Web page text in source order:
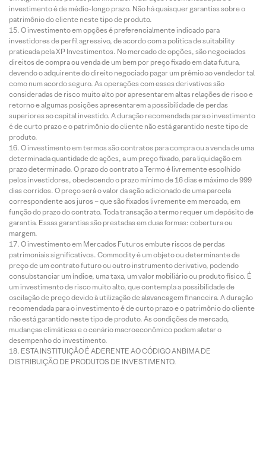
investimento é de médio-longo prazo. Não há quaisquer garantias sobre o
patrimônio do cliente neste tipo de produto.
O investimento em opções é preferencialmente indicado para
investidores de perfil agressivo, de acordo com a política de suitability
praticada pela XP Investimentos. No mercado de opções, são negociados
direitos de compra ou venda de um bem por preço fixado em data futura,
devendo o adquirente do direito negociado pagar um prêmio ao vendedor tal
como num acordo seguro. As operações com esses derivativos são
consideradas de risco muito alto por apresentarem altas relações de risco e
retorno e algumas posições apresentarem a possibilidade de perdas
superiores ao capital investido. A duração recomendada para o investimento
é de curto prazo e o patrimônio do cliente não está garantido neste tipo de
produto.
O investimento em termos são contratos para compra ou a venda de uma
determinada quantidade de ações, a um preço fixado, para liquidação em
prazo determinado. O prazo do contrato a Termo é livremente escolhido
pelos investidores, obedecendo o prazo mínimo de 16 dias e máximo de 999
dias corridos. O preço será o valor da ação adicionado de uma parcela
correspondente aos juros – que são fixados livremente em mercado, em
função do prazo do contrato. Toda transação a termo requer um depósito de
garantia. Essas garantias são prestadas em duas formas: cobertura ou
margem.
O investimento em Mercados Futuros embute riscos de perdas
patrimoniais significativos. Commodity é um objeto ou determinante de
preço de um contrato futuro ou outro instrumento derivativo, podendo
consubstanciar um índice, uma taxa, um valor mobiliário ou produto físico. É
um investimento de risco muito alto, que contempla a possibilidade de
oscilação de preço devido à utilização de alavancagem financeira. A duração
recomendada para o investimento é de curto prazo e o patrimônio do cliente
não está garantido neste tipo de produto. As condições de mercado,
mudanças climáticas e o cenário macroeconômico podem afetar o
desempenho do investimento.
ESTA INSTITUIÇÃO É ADERENTE AO CÓDIGO ANBIMA DE
DISTRIBUIÇÃO DE PRODUTOS DE INVESTIMENTO.